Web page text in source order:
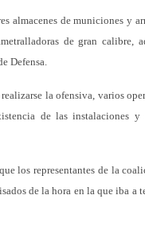
almacenes de municiones y
de gran calibre,
Defensa.
la ofensiva, varios
de las instalaciones y
los representantes de la
de la hora en la que iba a